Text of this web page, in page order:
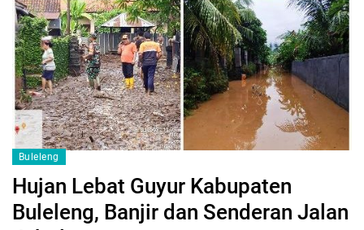
Buleleng
Hujan Lebat Guyur Kabupaten
Buleleng, Banjir dan Senderan Jalan